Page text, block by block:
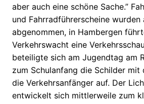
aber auch eine schöne Sache.”
und Fahrradführerscheine wurden
abgenommen, in Hambergen
Verkehrswacht eine
beteiligte sich am Jugendtag am
zum Schulanfang die Schilder mit
die Verkehrsanfänger auf. Der
entwickelt sich mittlerweile zum